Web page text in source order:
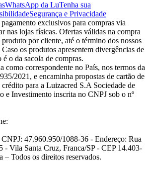
WhatsApp da LuTenha sua
Segurança e Privacidade
exclusivos para compras via
nas lojas físicas. Ofertas válidas na compra
produto por cliente, até o término dos nossos
os produtos apresentem divergências de
o da sacola de compras.
como correspondente no País, nos termos da
2021, e encaminha propostas de cartão de
crédito para a Luizacred S.A Sociedade de
e Investimento inscrita no CNPJ sob o nº
47.960.950/1088-36 - Endereço: Rua
Vila Santa Cruz, Franca/SP - CEP 14.403-
Todos os direitos reservados.